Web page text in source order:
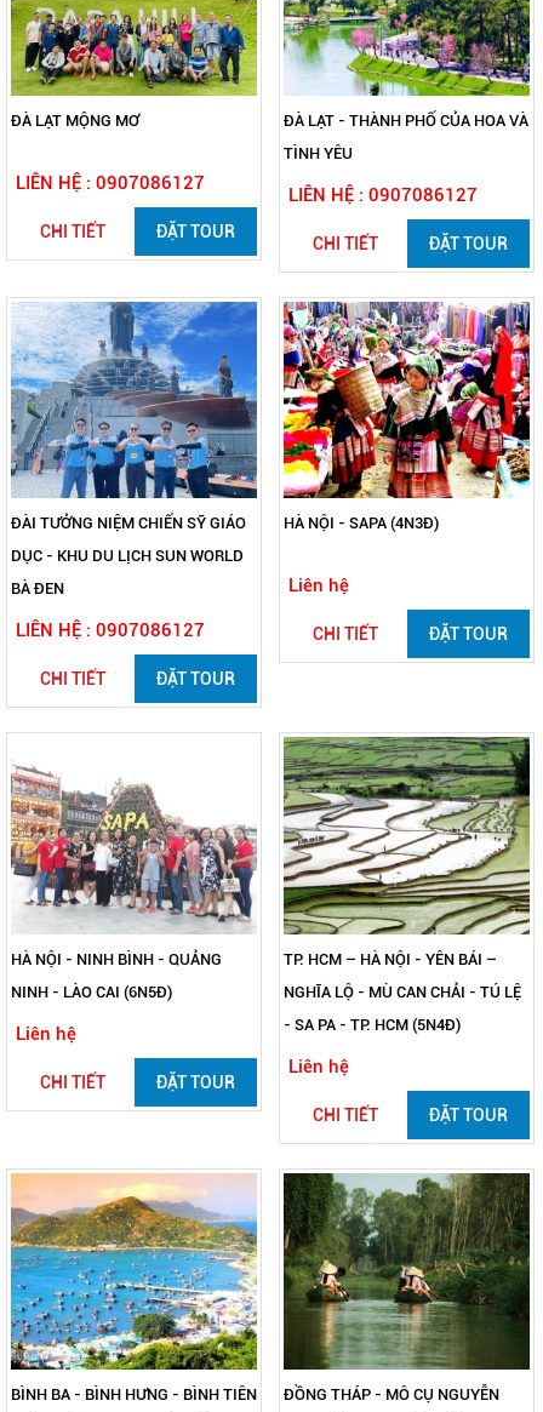
ĐÀ LẠT MỘNG MƠ
LIÊN HỆ : 0907086127
CHI TIẾT ĐẶT TOUR
ĐÀ LẠT - THÀNH PHỐ CỦA HOA VÀ
TÌNH YÊU
LIÊN HỆ : 0907086127
CHI TIẾT ĐẶT TOUR
ĐÀI TƯỞNG NIỆM CHIẾN SỸ GIÁO
DỤC - KHU DU LỊCH SUN WORLD
BÀ ĐEN
LIÊN HỆ : 0907086127
CHI TIẾT ĐẶT TOUR
HÀ NỘI - SAPA (4N3Đ)
Liên hệ
CHI TIẾT ĐẶT TOUR
HÀ NỘI - NINH BÌNH - QUẢNG
NINH - LÀO CAI (6N5Đ)
Liên hệ
CHI TIẾT ĐẶT TOUR
TP. HCM – HÀ NỘI - YÊN BÁI –
NGHĨA LỘ - MÙ CAN CHẢI - TÚ LỆ
- SA PA - TP. HCM (5N4Đ)
Liên hệ
CHI TIẾT ĐẶT TOUR
BÌNH BA - BÌNH HƯNG - BÌNH TIÊN
ĐỒNG THÁP - MÔ CỤ NGUYỄN